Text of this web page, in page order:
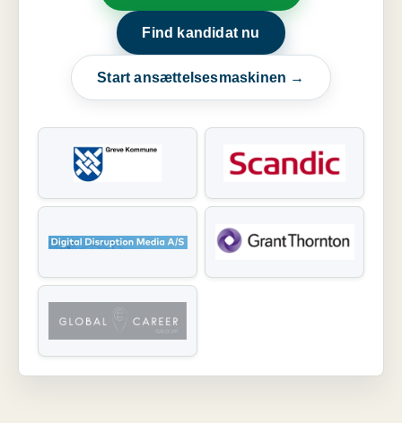
Find kandidat nu
Start ansættelsesmaskinen →